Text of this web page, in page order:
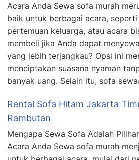
Acara Anda Sewa sofa murah
baik untuk berbagai acara,
pertemuan keluarga, atau acara
membeli jika Anda dapat
yang lebih terjangkau? Opsi ini
menciptakan suasana nyaman
banyak uang. Selain itu, sofa
Rental Sofa Hitam Jakarta
Rambutan
Mengapa Sewa Sofa Adalah
Acara Anda Sewa sofa murah